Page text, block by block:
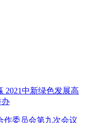
2021中新绿色发展高
办
作委员会第九次会议